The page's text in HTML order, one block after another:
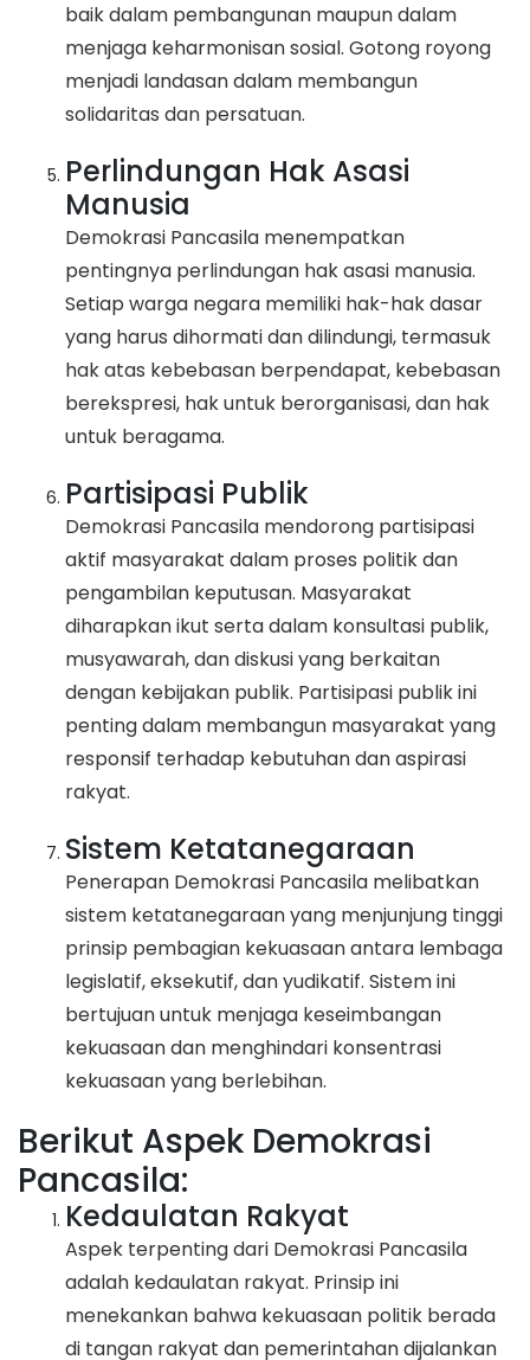
baik dalam pembangunan maupun dalam
menjaga keharmonisan sosial. Gotong royong
menjadi landasan dalam membangun
solidaritas dan persatuan.
Perlindungan Hak Asasi
Manusia
Demokrasi Pancasila menempatkan
pentingnya perlindungan hak asasi manusia.
Setiap warga negara memiliki hak-hak dasar
yang harus dihormati dan dilindungi, termasuk
hak atas kebebasan berpendapat, kebebasan
berekspresi, hak untuk berorganisasi, dan hak
untuk beragama.
Partisipasi Publik
Demokrasi Pancasila mendorong partisipasi
aktif masyarakat dalam proses politik dan
pengambilan keputusan. Masyarakat
diharapkan ikut serta dalam konsultasi publik,
musyawarah, dan diskusi yang berkaitan
dengan kebijakan publik. Partisipasi publik ini
penting dalam membangun masyarakat yang
responsif terhadap kebutuhan dan aspirasi
rakyat.
Sistem Ketatanegaraan
Penerapan Demokrasi Pancasila melibatkan
sistem ketatanegaraan yang menjunjung tinggi
prinsip pembagian kekuasaan antara lembaga
legislatif, eksekutif, dan yudikatif. Sistem ini
bertujuan untuk menjaga keseimbangan
kekuasaan dan menghindari konsentrasi
kekuasaan yang berlebihan.
Berikut Aspek Demokrasi
Pancasila:
Kedaulatan Rakyat
Aspek terpenting dari Demokrasi Pancasila
adalah kedaulatan rakyat. Prinsip ini
menekankan bahwa kekuasaan politik berada
di tangan rakyat dan pemerintahan dijalankan